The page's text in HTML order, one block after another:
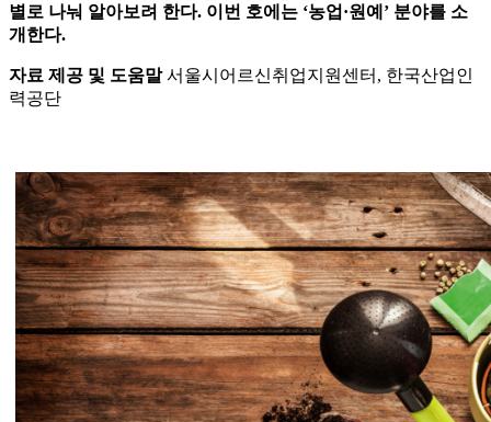
별로 나눠 알아보려 한다. 이번 호에는 ‘농업·원예’ 분야를 소
개한다.
자료 제공 및 도움말서울시어르신취업지원센터, 한국산업인
력공단